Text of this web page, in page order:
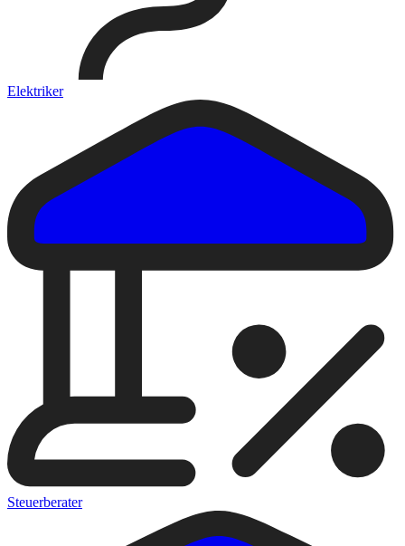
Elektriker
Steuerberater